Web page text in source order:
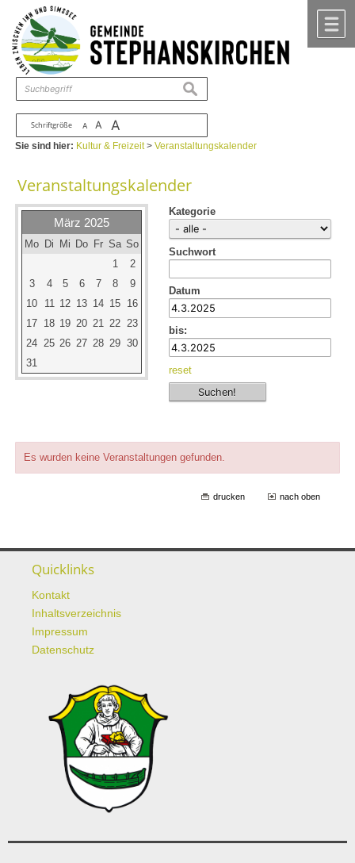
Zum Inhalt ,zur Navigation
Schriftgröße A A A
suchen
Sie sind hier: Kultur & Freizeit>Veranstaltungskalender
Veranstaltungskalender
März 2025
Mo Di Mi Do Fr Sa So
1
2
3
4 5 6 7 8
9
10
11 12 13 14 15 16
17 18 19 20 21 22 23
24 25 26 27 28 29 30
31
Kategorie
Suchwort
Datum
bis:
reset
Es wurden keine Veranstaltungen gefunden.
drucken nach oben
Quicklinks
Kontakt
Inhaltsverzeichnis
Impressum
Datenschutz